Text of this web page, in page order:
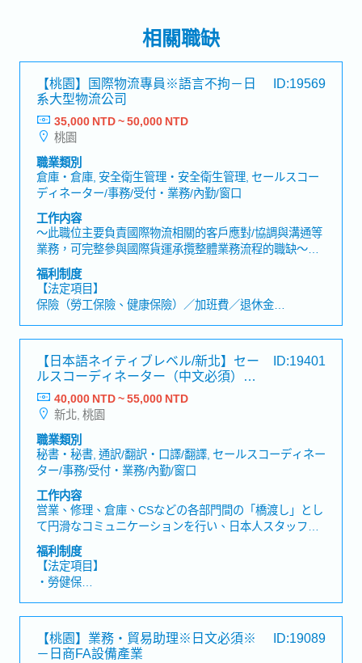
相關職缺
【桃園】国際物流專員※語言不拘－日
系大型物流公司
ID:19569
35,000 NTD ~ 50,000 NTD
桃園
職業類別
倉庫・倉庫, 安全衛生管理・安全衛生管理, セールスコー
ディネーター/事務/受付・業務/內勤/窗口
工作内容
～此職位主要負責國際物流相關的客戶應對/協調與溝通等
業務，可完整參與國際貨運承攬整體業務流程的職缺～
【工作內容】・國際物流相關之貨運承攬（Forwarding）
業務・與客戶之間的協商與溝通・與協力廠商（運輸公司
及倉儲公司）之間的協商與溝通・其他由主管指示之相關
業務※每月約1次，需配合中部或南部地區之過夜出差【企
業的魅力】・在具備超過50,000以上倉儲容量的大型國際
物流中心累積職涯經驗・提供從倉儲保管、運輸配送到通
關的一站式服務，能夠系統性學習物流全流程知識
福利制度
【法定項目】
保險（勞工保險、健康保險）／加班費／退休金
假、陪產假、育嬰假）
【其他福利】
・獎金：過去實績2個月
・改善建議獎金
・喪喜金
・個人旅遊補助（春季、秋季）
・團體保險
・定期健康檢查
・健康促進計畫
・娛樂休閒（按摩、員工旅遊、團隊建設、福利委員會活
動）
・資格取得補助
・教育制度（函授課程、外部研討會、總公司研習會）
・員工餐廳
【日本語ネイティブレベル/新北】セー
ルスコーディネーター（中文必須）－
日系大手機械メーカー
ID:19401
40,000 NTD ~ 55,000 NTD
新北, 桃園
職業類別
秘書・秘書, 通訳/翻訳・口譯/翻譯, セールスコーディネー
ター/事務/受付・業務/內勤/窗口
工作内容
営業、修理、倉庫、CSなどの各部門間の「橋渡し」とし
て円滑なコミュニケーションを行い、日本人スタッフの
業務を多角的にサポートすることがミッションです。■主
な業務内容 ・部門間の調整: 各部署間の連携をスムーズ
にし、業務プロセスの進捗を管理します・日本人スタッ
フのサポート: 日本人スタッフの業務サポートや、社内コ
ミュニケーションの円滑化を図ります・事務・コーディ
ネーション: 単なる事務処理にとどまらず、営業活動が円
滑に進むための各所への手配や調整を行います
福利制度
【法定項目】
・勞健保
・各種休假（特別休假、婚假、喪假、生理假、產檢假、
陪產假、產假、育嬰假）
・退休金
【桃園】業務・貿易助理※日文必須※
－日商FA設備產業
ID:19089